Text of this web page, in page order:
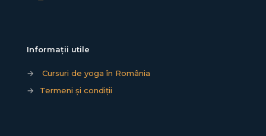
Informații utile
→
Cursuri de yoga în România
→
Termeni și condiții